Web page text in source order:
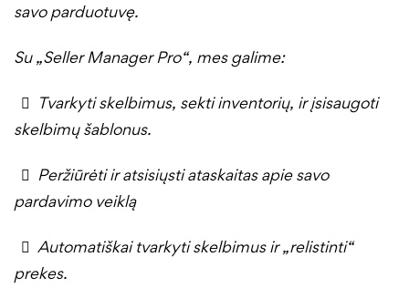
savo parduotuvę.
Su „Seller Manager Pro“, mes galime:
 Tvarkyti skelbimus, sekti inventorių, ir įsisaugoti
skelbimų šablonus.
 Peržiūrėti ir atsisiųsti ataskaitas apie savo
pardavimo veiklą
 Automatiškai tvarkyti skelbimus ir „relistinti“
prekes.